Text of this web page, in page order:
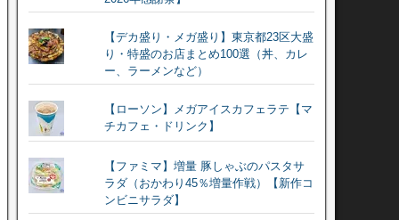
【デカ盛り・メガ盛り】東京都23区大盛
り・特盛のお店まとめ100選（丼、カレ
ー、ラーメンなど）
【ローソン】メガアイスカフェラテ【マ
チカフェ・ドリンク】
【ファミマ】増量 豚しゃぶのパスタサ
ラダ（おかわり45％増量作戦）【新作コ
ンビニサラダ】